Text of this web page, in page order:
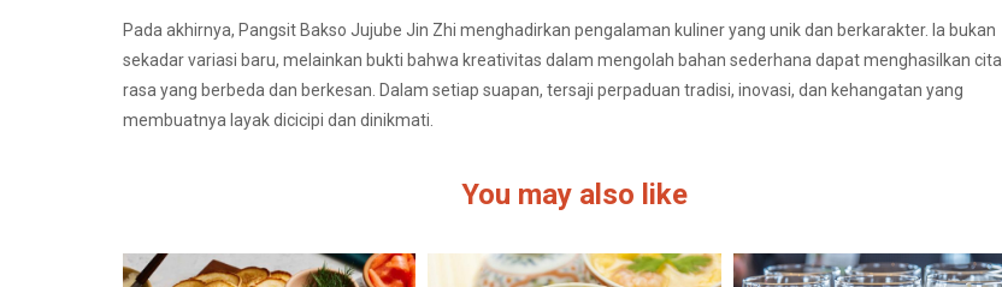
Pada akhirnya, Pangsit Bakso Jujube Jin Zhi menghadirkan pengalaman kuliner yang unik dan berkarakter. Ia bukan
sekadar variasi baru, melainkan bukti bahwa kreativitas dalam mengolah bahan sederhana dapat menghasilkan cita
rasa yang berbeda dan berkesan. Dalam setiap suapan, tersaji perpaduan tradisi, inovasi, dan kehangatan yang
membuatnya layak dicicipi dan dinikmati.
You may also like